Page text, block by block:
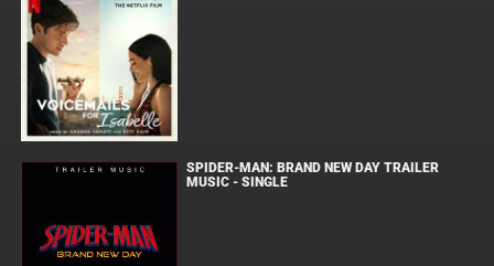
SPIDER-MAN: BRAND NEW DAY TRAILER
MUSIC - SINGLE